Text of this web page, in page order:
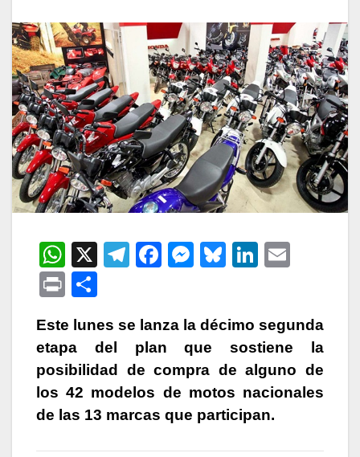
W
h
at
s
A
p
p
X
T
gr
a
m
F
e
b
o
o
k
M
s
e
n
g
er
Bl
s
k
y
Li
e
dI
n
P
nt m
p
ar
tir
Este lunes se lanza la décimo segunda
etapa del plan que sostiene la
posibilidad de compra de alguno de
los 42 modelos de motos nacionales
de las 13 marcas que participan.